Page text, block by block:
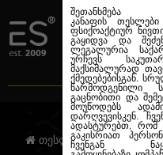
შეთანხმება
კანაფის
ფსიქოაქტიურ
გაყიდვა და
ლეგალურია
ურჩევს
მაქსიმალურად
ქმედებებისგან.
წარმოდგენილი
გაცნობითი და
მოუწოდებს
დარღვევისკენ.
ადასტურებთ,
გაკისრიათ
ჩვენგან
თესლების კანაფი